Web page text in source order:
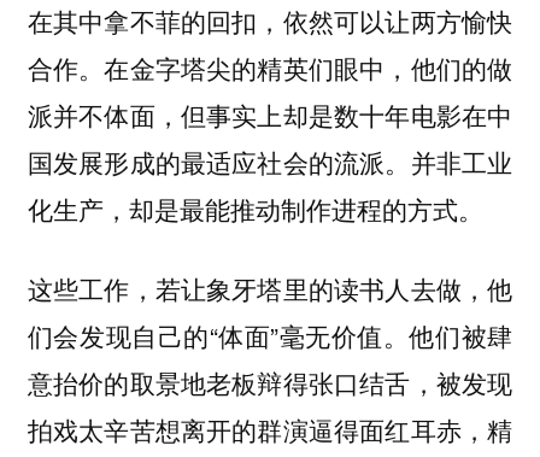
在其中拿不菲的回扣，依然可以让两方愉快
合作。在金字塔尖的精英们眼中，他们的做
派并不体面，但事实上却是数十年电影在中
国发展形成的最适应社会的流派。并非工业
化生产，却是最能推动制作进程的方式。
这些工作，若让象牙塔里的读书人去做，他
们会发现自己的“体面”毫无价值。他们被肆
意抬价的取景地老板辩得张口结舌，被发现
拍戏太辛苦想离开的群演逼得面红耳赤，精